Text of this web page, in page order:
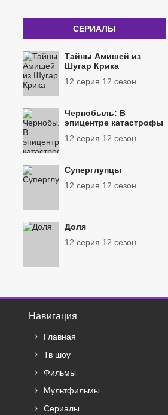
СЕРИАЛЫ
Тайны Амишей из
Шугар Крика
12 серия 12 сезон
Чернобыль: В
эпицентре катастрофы
12 серия 12 сезон
Суперглупцы
12 серия 12 сезон
Доля
12 серия 12 сезон
Навигация
Главная
Тв шоу
Фильмы
Мультфильмы
Сериалы